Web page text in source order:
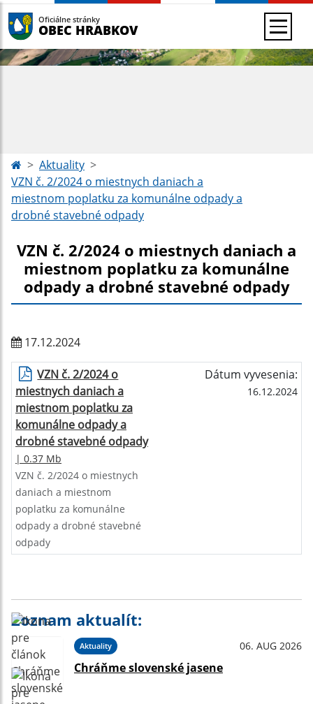
Oficiálne stránky
OBEC HRABKOV
Aktuality
VZN č. 2/2024 o miestnych daniach a
miestnom poplatku za komunálne odpady a
drobné stavebné odpady
VZN č. 2/2024 o miestnych daniach a
miestnom poplatku za komunálne
odpady a drobné stavebné odpady
17.12.2024
VZN č. 2/2024 o
miestnych daniach a
miestnom poplatku za
komunálne odpady a
drobné stavebné odpady
| 0.37 Mb
Dátum vyvesenia:
16.12.2024
VZN č. 2/2024 o miestnych
daniach a miestnom
poplatku za komunálne
odpady a drobné stavebné
odpady
Zoznam aktualít:
Aktuality 06. AUG 2026
Chráňme slovenské jasene